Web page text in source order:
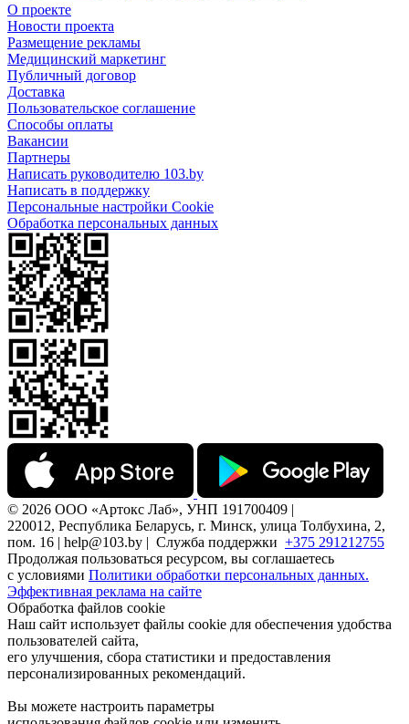
О проекте
Новости проекта
Размещение рекламы
Медицинский маркетинг
Публичный договор
Доставка
Пользовательское соглашение
Способы оплаты
Вакансии
Партнеры
Написать руководителю 103.by
Написать в поддержку
Персональные настройки Cookie
Обработка персональных данных
© 2026 ООО «Артокс Лаб», УНП 191700409 |
220012, Республика Беларусь, г. Минск, улица Толбухина, 2,
пом. 16 | help@103.by | Служба поддержки +375 291212755
Продолжая пользоваться ресурсом, вы соглашаетесь
с условиями Политики обработки персональных данных.
Эффективная реклама на сайте
Обработка файлов cookie
Наш сайт использует файлы cookie для обеспечения удобства
пользователей сайта,
его улучшения, сбора статистики и предоставления
персонализированных рекомендаций.
Вы можете настроить параметры